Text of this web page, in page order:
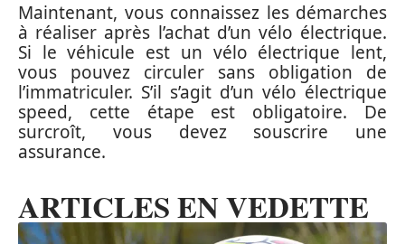
Maintenant, vous connaissez les démarches
à réaliser après l’achat d’un vélo électrique.
Si le véhicule est un vélo électrique lent,
vous pouvez circuler sans obligation de
l’immatriculer. S’il s’agit d’un vélo électrique
speed, cette étape est obligatoire. De
surcroît, vous devez souscrire une
assurance.
ARTICLES EN VEDETTE